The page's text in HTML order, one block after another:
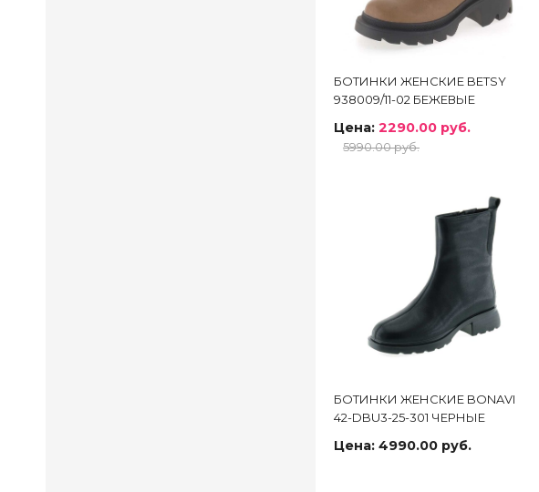
БОТИНКИ ЖЕНСКИЕ BETSY
938009/11-02 БЕЖЕВЫЕ
Цена: 2290.00 руб.
5990.00 руб.
БОТИНКИ ЖЕНСКИЕ BONAVI
42-DBU3-25-301 ЧЕРНЫЕ
Цена: 4990.00 руб.